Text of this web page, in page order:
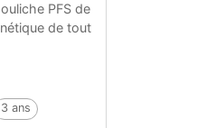
PFS de
de tout
3 ans